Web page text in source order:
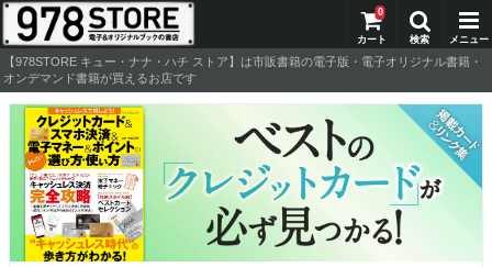
0
【978STORE キュー・ナナ・ハチ ストア】は市販書籍の電子版・電子オリジナル書籍・
オンデマンド書籍が買えるお店です